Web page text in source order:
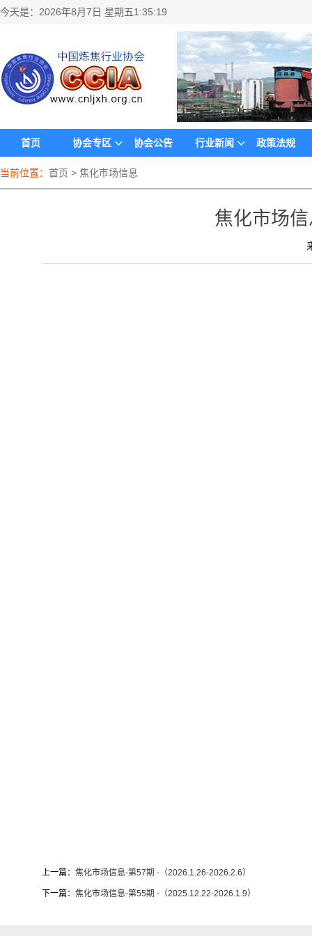
今天是： 2026年8月7日 星期五1:35:19
首页 协会专区 协会公告 行业新闻 政策法规
当前位置： 首页 > 焦化市场信息
焦化市场
上一篇： 焦化市场信息-第57期 -（2026.1.26-2026.2.6）
下一篇： 焦化市场信息-第55期 -（2025.12.22-2026.1.9）